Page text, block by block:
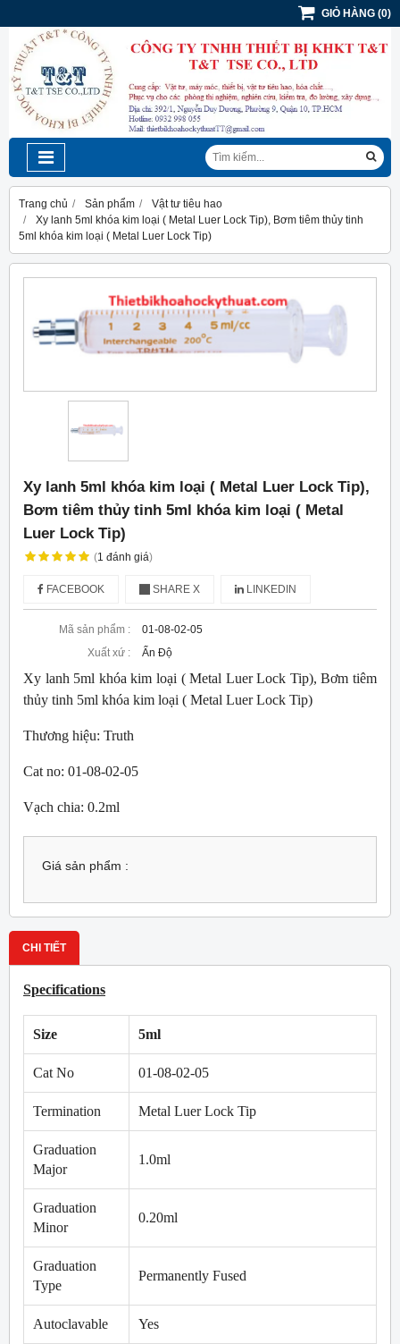
GIỎ HÀNG (0)
Trang chủ Sản phẩm
Vật tư tiêu hao
Xy lanh 5ml khóa kim loại ( Metal Luer Lock Tip), Bơm tiêm thủy tinh
5ml khóa kim loại ( Metal Luer Lock Tip)
Xy lanh 5ml khóa kim loại ( Metal Luer Lock Tip),
Bơm tiêm thủy tinh 5ml khóa kim loại ( Metal
Luer Lock Tip)
(1 đánh giá)
FACEBOOK SHARE X LINKEDIN
Mã sản phẩm :
01-08-02-05
Xuất xứ :
Ấn Độ
Xy lanh 5ml khóa kim loại ( Metal Luer Lock Tip), Bơm tiêm
thủy tinh 5ml khóa kim loại ( Metal Luer Lock Tip)
Thương hiệu: Truth
Cat no: 01-08-02-05
Vạch chia: 0.2ml
Giá sản phẩm :
CHI TIẾT
Specifications
Size 5ml
Cat No 01-08-02-05
Termination Metal Luer Lock Tip
Graduation
Major
1.0ml
Graduation
Minor
0.20ml
Graduation
Type
Permanently Fused
Autoclavable Yes